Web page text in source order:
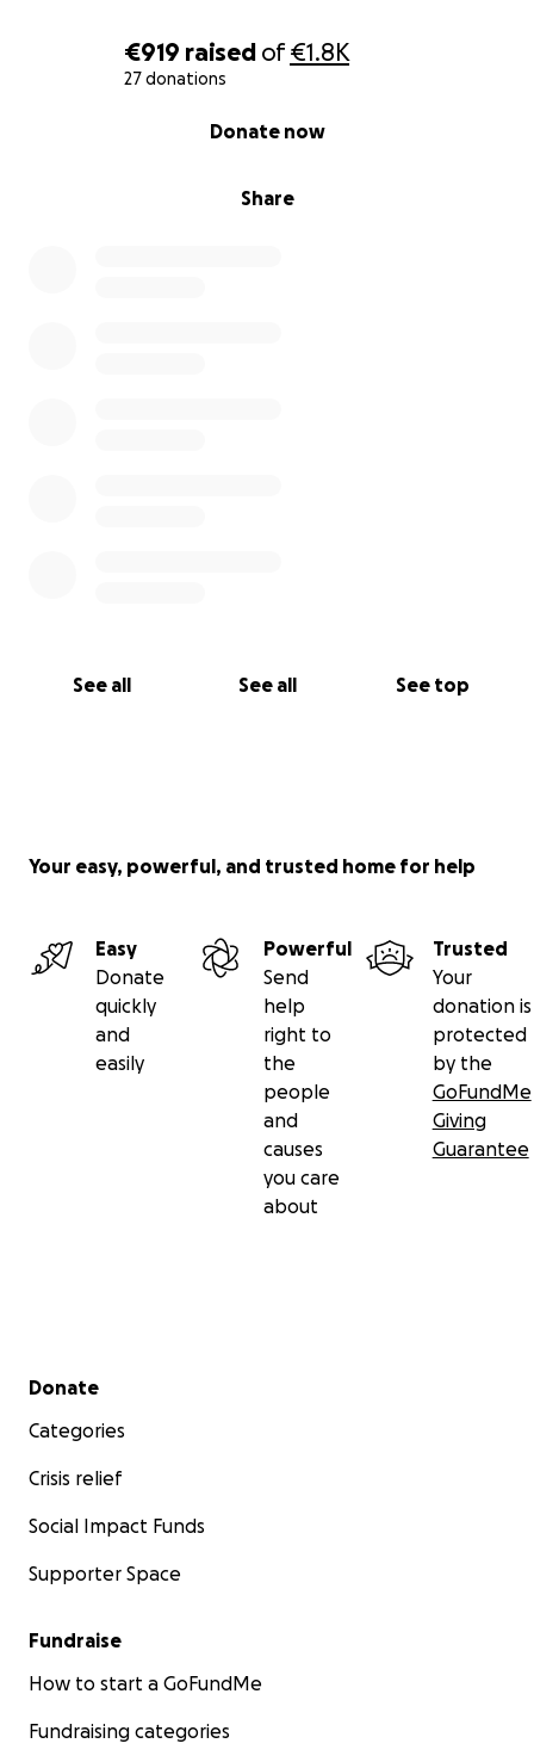
€919 raised of€1.8K
27 donations
Share
Donate now
See all See all See top
Your easy, powerful, and trusted home for help
Easy
Donate
quickly
and
easily
Powerful
Send
help
right to
the
people
and
causes
you care
about
Trusted
Your
donation is
protected
by the
GoFundMe
Giving
Guarantee
Secondary menu
Donate
Categories
Crisis relief
Social Impact Funds
Supporter Space
Fundraise
How to start a GoFundMe
Fundraising categories